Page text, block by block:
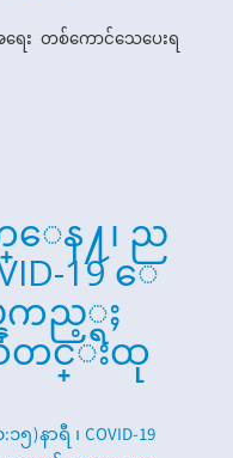
း တစ်ကောင်သေပေးရ
ေန႔၊ ည
19 ေ
ကည့္ရႈ
တင္းထု